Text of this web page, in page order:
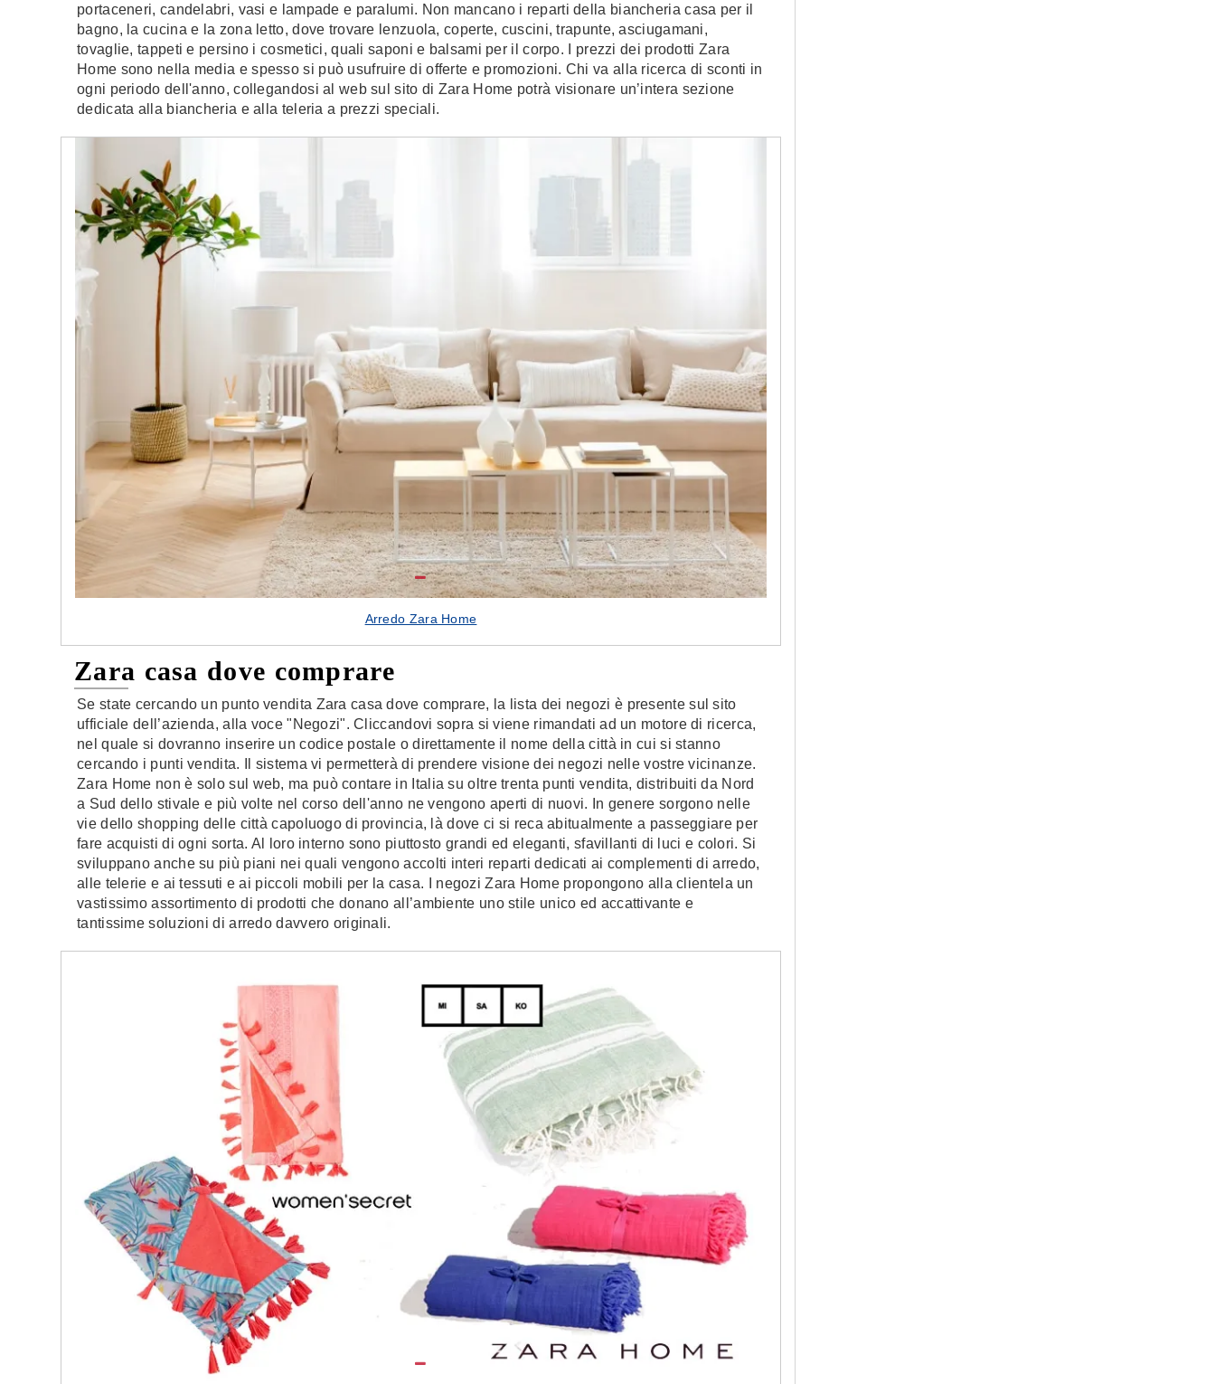
portaceneri, candelabri, vasi e lampade e paralumi. Non mancano i reparti della biancheria casa per il
bagno, la cucina e la zona letto, dove trovare lenzuola, coperte, cuscini, trapunte, asciugamani,
tovaglie, tappeti e persino i cosmetici, quali saponi e balsami per il corpo. I prezzi dei prodotti Zara
Home sono nella media e spesso si può usufruire di offerte e promozioni. Chi va alla ricerca di sconti in
ogni periodo dell'anno, collegandosi al web sul sito di Zara Home potrà visionare un’intera sezione
dedicata alla biancheria e alla teleria a prezzi speciali.
Arredo Zara Home
Zara casa dove comprare
Se state cercando un punto vendita Zara casa dove comprare, la lista dei negozi è presente sul sito
ufficiale dell’azienda, alla voce "Negozi". Cliccandovi sopra si viene rimandati ad un motore di ricerca,
nel quale si dovranno inserire un codice postale o direttamente il nome della città in cui si stanno
cercando i punti vendita. Il sistema vi permetterà di prendere visione dei negozi nelle vostre vicinanze.
Zara Home non è solo sul web, ma può contare in Italia su oltre trenta punti vendita, distribuiti da Nord
a Sud dello stivale e più volte nel corso dell'anno ne vengono aperti di nuovi. In genere sorgono nelle
vie dello shopping delle città capoluogo di provincia, là dove ci si reca abitualmente a passeggiare per
fare acquisti di ogni sorta. Al loro interno sono piuttosto grandi ed eleganti, sfavillanti di luci e colori. Si
sviluppano anche su più piani nei quali vengono accolti interi reparti dedicati ai complementi di arredo,
alle telerie e ai tessuti e ai piccoli mobili per la casa. I negozi Zara Home propongono alla clientela un
vastissimo assortimento di prodotti che donano all’ambiente uno stile unico ed accattivante e
tantissime soluzioni di arredo davvero originali.